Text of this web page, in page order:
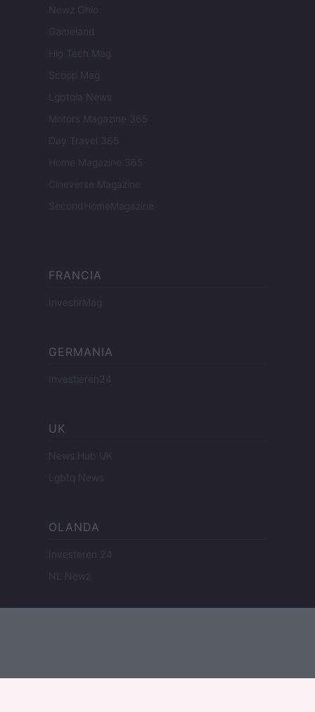
Newz Ohio
Gameland
Hig Tech Mag
Scoop Mag
Lgbtqia News
Motors Magazine 365
Day Travel 365
Home Magazine 365
Cineverse Magazine
SecondHomeMagazine
FRANCIA
InvestirMag
GERMANIA
Investieren24
UK
News Hub UK
Lgbtq News
OLANDA
Investeren 24
NL Newz